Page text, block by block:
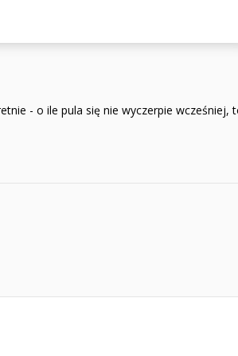
- o ile pula się nie wyczerpie wcześniej,